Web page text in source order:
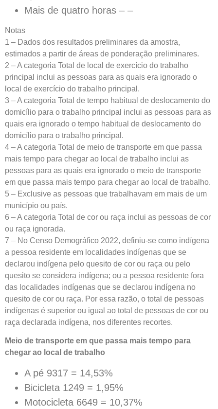
Mais de quatro horas – –
Notas
1 – Dados dos resultados preliminares da amostra,
estimados a partir de áreas de ponderação preliminares.
2 – A categoria Total de local de exercício do trabalho
principal inclui as pessoas para as quais era ignorado o
local de exercício do trabalho principal.
3 – A categoria Total de tempo habitual de deslocamento do
domicílio para o trabalho principal inclui as pessoas para as
quais era ignorado o tempo habitual de deslocamento do
domicílio para o trabalho principal.
4 – A categoria Total de meio de transporte em que passa
mais tempo para chegar ao local de trabalho inclui as
pessoas para as quais era ignorado o meio de transporte
em que passa mais tempo para chegar ao local de trabalho.
5 – Exclusive as pessoas que trabalhavam em mais de um
município ou país.
6 – A categoria Total de cor ou raça inclui as pessoas de cor
ou raça ignorada.
7 – No Censo Demográfico 2022, definiu-se como indígena
a pessoa residente em localidades indígenas que se
declarou indígena pelo quesito de cor ou raça ou pelo
quesito se considera indígena; ou a pessoa residente fora
das localidades indígenas que se declarou indígena no
quesito de cor ou raça. Por essa razão, o total de pessoas
indígenas é superior ou igual ao total de pessoas de cor ou
raça declarada indígena, nos diferentes recortes.
Meio de transporte em que passa mais tempo para
chegar ao local de trabalho
A pé 9317 = 14,53%
Bicicleta 1249 = 1,95%
Motocicleta 6649 = 10,37%